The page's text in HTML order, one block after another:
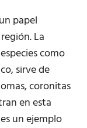
papel
La
como
sirve de
coronitas
en esta
un ejemplo